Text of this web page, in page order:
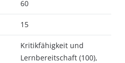
60
15
Kritikfähigkeit und
Lernbereitschaft (100),